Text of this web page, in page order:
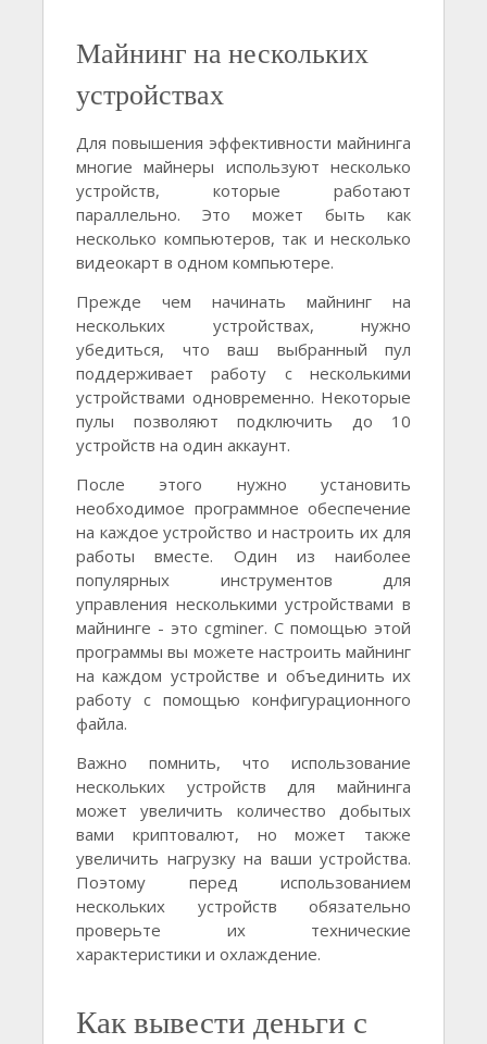
Майнинг на нескольких
устройствах
Для повышения эффективности майнинга
многие майнеры используют несколько
устройств, которые работают
параллельно. Это может быть как
несколько компьютеров, так и несколько
видеокарт в одном компьютере.
Прежде чем начинать майнинг на
нескольких устройствах, нужно
убедиться, что ваш выбранный пул
поддерживает работу с несколькими
устройствами одновременно. Некоторые
пулы позволяют подключить до 10
устройств на один аккаунт.
После этого нужно установить
необходимое программное обеспечение
на каждое устройство и настроить их для
работы вместе. Один из наиболее
популярных инструментов для
управления несколькими устройствами в
майнинге - это cgminer. С помощью этой
программы вы можете настроить майнинг
на каждом устройстве и объединить их
работу с помощью конфигурационного
файла.
Важно помнить, что использование
нескольких устройств для майнинга
может увеличить количество добытых
вами криптовалют, но может также
увеличить нагрузку на ваши устройства.
Поэтому перед использованием
нескольких устройств обязательно
проверьте их технические
характеристики и охлаждение.
Как вывести деньги с